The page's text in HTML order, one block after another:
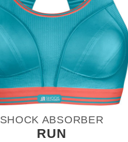
SHOCK ABSORBER
RUN